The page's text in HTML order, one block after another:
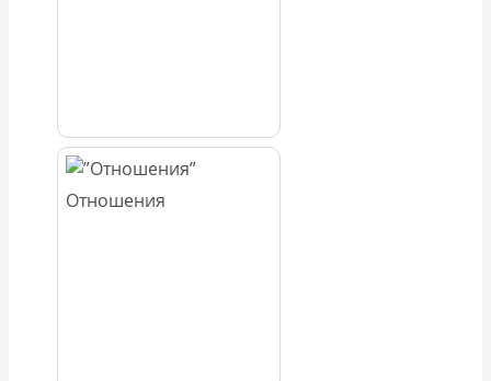
Отношения